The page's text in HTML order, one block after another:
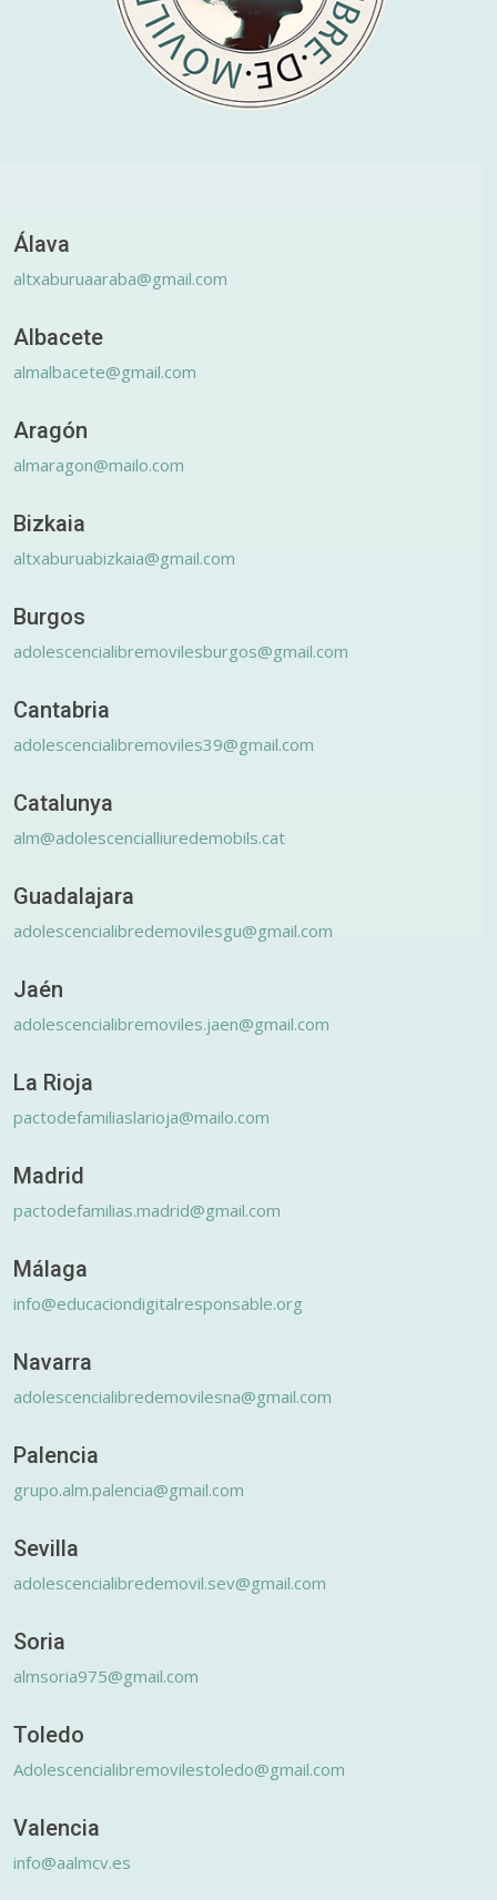
Álava
altxaburuaaraba@gmail.com
Albacete
almalbacete@gmail.com
Aragón
almaragon@mailo.com
Bizkaia
altxaburuabizkaia@gmail.com
Burgos
adolescencialibremovilesburgos@gmail.com
Cantabria
adolescencialibremoviles39@gmail.com
Catalunya
alm@adolescencialliuredemobils.cat
Guadalajara
adolescencialibredemovilesgu@gmail.com
Jaén
adolescencialibremoviles.jaen@gmail.com
La Rioja
pactodefamiliaslarioja@mailo.com
Madrid
pactodefamilias.madrid@gmail.com
Málaga
info@educaciondigitalresponsable.org
Navarra
adolescencialibredemovilesna@gmail.com
Palencia
grupo.alm.palencia@gmail.com
Sevilla
adolescencialibredemovil.sev@gmail.com
Soria
almsoria975@gmail.com
Toledo
Adolescencialibremovilestoledo@gmail.com
Valencia
info@aalmcv.es